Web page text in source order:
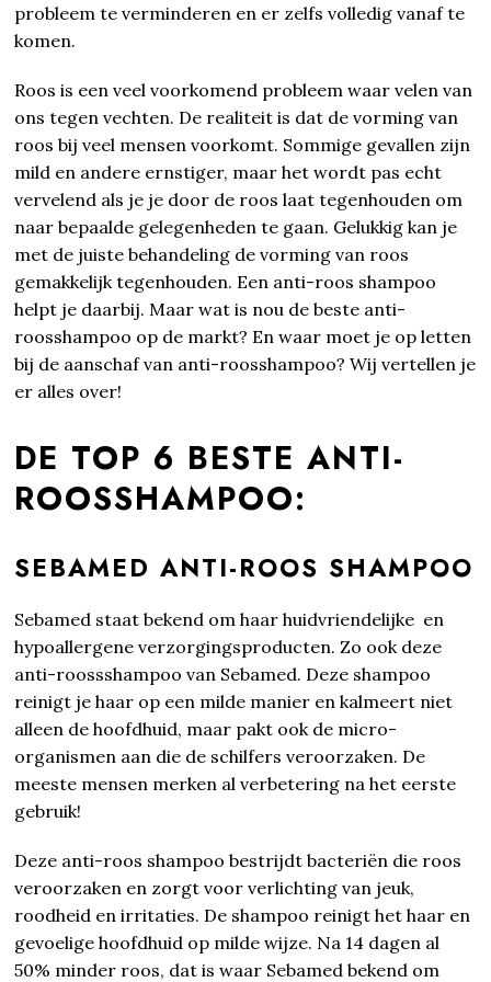
probleem te verminderen en er zelfs volledig vanaf te
komen.
Roos is een veel voorkomend probleem waar velen van
ons tegen vechten. De realiteit is dat de vorming van
roos bij veel mensen voorkomt. Sommige gevallen zijn
mild en andere ernstiger, maar het wordt pas echt
vervelend als je je door de roos laat tegenhouden om
naar bepaalde gelegenheden te gaan. Gelukkig kan je
met de juiste behandeling de vorming van roos
gemakkelijk tegenhouden. Een anti-roos shampoo
helpt je daarbij. Maar wat is nou de beste anti-
roosshampoo op de markt? En waar moet je op letten
bij de aanschaf van anti-roosshampoo? Wij vertellen je
er alles over!
DE TOP 6 BESTE ANTI-
ROOSSHAMPOO:
SEBAMED ANTI-ROOS SHAMPOO
Sebamed staat bekend om haar huidvriendelijke en
hypoallergene verzorgingsproducten. Zo ook deze
anti-roossshampoo van Sebamed. Deze shampoo
reinigt je haar op een milde manier en kalmeert niet
alleen de hoofdhuid, maar pakt ook de micro-
organismen aan die de schilfers veroorzaken. De
meeste mensen merken al verbetering na het eerste
gebruik!
Deze anti-roos shampoo bestrijdt bacteriën die roos
veroorzaken en zorgt voor verlichting van jeuk,
roodheid en irritaties. De shampoo reinigt het haar en
gevoelige hoofdhuid op milde wijze. Na 14 dagen al
50% minder roos, dat is waar Sebamed bekend om